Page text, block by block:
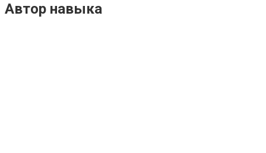
Автор навыка